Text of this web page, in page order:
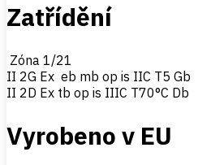
Zatřídění
Zóna 1/21
II 2G Ex eb mb op is IIC T5 Gb
II 2D Ex tb op is IIIC T70°C Db
Vyrobeno v EU